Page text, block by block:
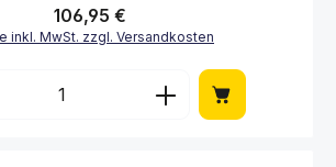
Regulärer Preis:
106,95 €
inkl. MwSt. zzgl. Versandkosten
Anzahl: Gib den gewünschten